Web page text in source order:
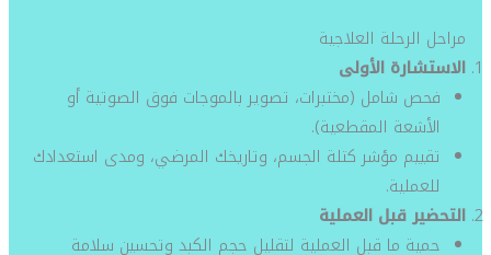
مراحل الرحلة العلاجية
الاستشارة الأولى
فحص شامل (مختبرات، تصوير بالموجات فوق الصوتية أو
الأشعة المقطعية).
تقييم مؤشر كتلة الجسم، وتاريخك المرضي، ومدى استعدادك
للعملية.
التحضير قبل العملية
حمية ما قبل العملية لتقليل حجم الكبد وتحسين سلامة